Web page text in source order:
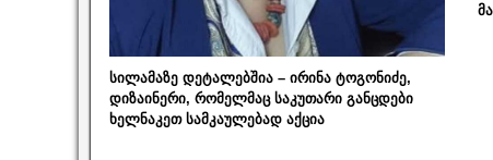
სილამაზე დეტალებშია – ირინა ტოგონიძე,
დიზაინერი, რომელმაც საკუთარი განცდები
ხელნაკეთ სამკაულებად აქცია